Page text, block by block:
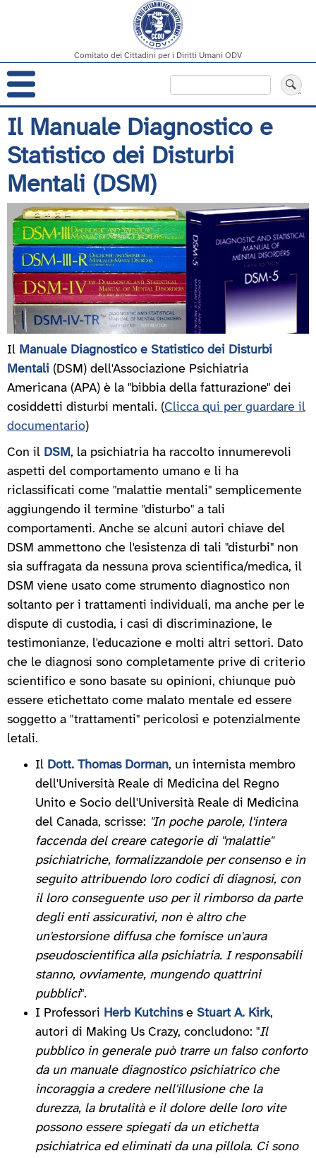
Salta
al
contenuto
principale
Comitato dei Cittadini per i Diritti Umani ODV
Navigazione
principale
Il Manuale Diagnostico e
Statistico dei Disturbi
Mentali (DSM)
Il Manuale Diagnostico e Statistico dei Disturbi
Mentali (DSM) dell'Associazione Psichiatria
Americana (APA) è la "bibbia della fatturazione" dei
cosiddetti disturbi mentali. (Clicca qui per guardare il
documentario)
Con il DSM, la psichiatria ha raccolto innumerevoli
aspetti del comportamento umano e li ha
riclassificati come "malattie mentali" semplicemente
aggiungendo il termine "disturbo" a tali
comportamenti. Anche se alcuni autori chiave del
DSM ammettono che l'esistenza di tali "disturbi" non
sia suffragata da nessuna prova scientifica/medica, il
DSM viene usato come strumento diagnostico non
soltanto per i trattamenti individuali, ma anche per le
dispute di custodia, i casi di discriminazione, le
testimonianze, l'educazione e molti altri settori. Dato
che le diagnosi sono completamente prive di criterio
scientifico e sono basate su opinioni, chiunque può
essere etichettato come malato mentale ed essere
soggetto a "trattamenti" pericolosi e potenzialmente
letali.
Il Dott. Thomas Dorman, un internista membro
dell'Università Reale di Medicina del Regno
Unito e Socio dell'Università Reale di Medicina
del Canada, scrisse: "In poche parole, l'intera
faccenda del creare categorie di "malattie"
psichiatriche, formalizzandole per consenso e in
seguito attribuendo loro codici di diagnosi, con
il loro conseguente uso per il rimborso da parte
degli enti assicurativi, non è altro che
un'estorsione diffusa che fornisce un'aura
pseudoscientifica alla psichiatria. I responsabili
stanno, ovviamente, mungendo quattrini
pubblici".
I Professori Herb Kutchinse Stuart A. Kirk,
autori di Making Us Crazy, concludono: "Il
pubblico in generale può trarre un falso conforto
da un manuale diagnostico psichiatrico che
incoraggia a credere nell'illusione che la
durezza, la brutalità e il dolore delle loro vite
possono essere spiegati da un etichetta
psichiatrica ed eliminati da una pillola. Ci sono